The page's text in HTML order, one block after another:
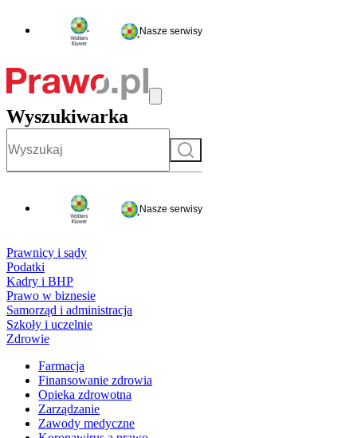
Nasze serwisy
Wyszukiwarka
Szukaj
Nasze serwisy
Prawnicy i sądy
Podatki
Kadry i BHP
Prawo w biznesie
Samorząd i administracja
Szkoły i uczelnie
Zdrowie
Farmacja
Finansowanie zdrowia
Opieka zdrowotna
Zarządzanie
Zawody medyczne